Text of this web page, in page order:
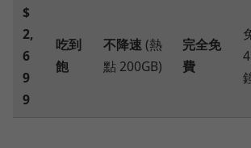
$
2,
6
9
9
吃到
飽
不降速(熱
點 200GB)
完全免
費